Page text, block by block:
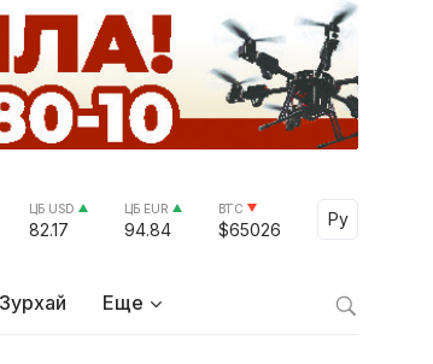
ЦБ USD
82.17
ЦБ EUR
94.84
BTC
$65026
Ру
Select
Зурхай Еще